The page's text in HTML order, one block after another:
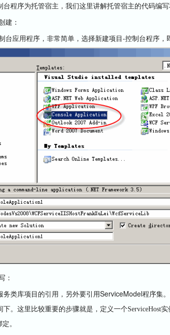
程序为托管宿主，我们这里讲解托管宿主的代码编写
建：
台应用程序，非常简单，选择新建项目-控制台程序，
：
类库项目的引用，另外要引用ServiceModel程序集。
。这里比较重要的步骤就是，定义一个ServiceHost
。